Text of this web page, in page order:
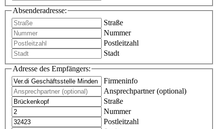
Absenderadresse:
Straße
Nummer
Postleitzahl
Stadt
Adresse des Empfängers:
Firmeninfo
Ansprechpartner (optional)
Straße
Nummer
Postleitzahl